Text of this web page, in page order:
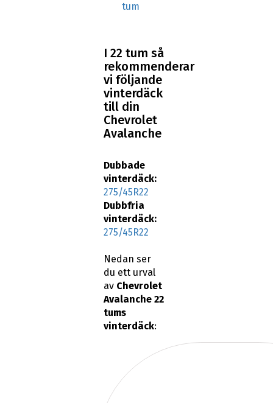
tum
I 22 tum så
rekommenderar
vi följande
vinterdäck
till din
Chevrolet
Avalanche
Dubbade
vinterdäck:
275/45R22
Dubbfria
vinterdäck:
275/45R22
Nedan ser
du ett urval
av Chevrolet
Avalanche 22
tums
vinterdäck: